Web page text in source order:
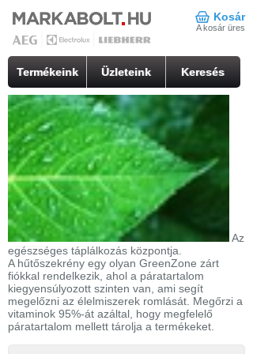
Kosár
A kosár üres
Termékeink Üzleteink Keresés
Az
egészséges táplálkozás központja.
A hűtőszekrény egy olyan GreenZone zárt
fiókkal rendelkezik, ahol a páratartalom
kiegyensúlyozott szinten van, ami segít
megelőzni az élelmiszerek romlását. Megőrzi a
vitaminok 95%-át azáltal, hogy megfelelő
páratartalom mellett tárolja a termékeket.